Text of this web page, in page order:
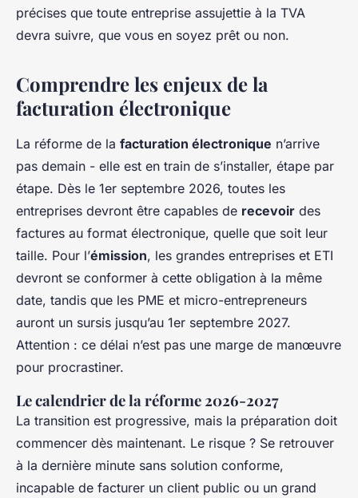
précises que toute entreprise assujettie à la TVA
devra suivre, que vous en soyez prêt ou non.
Comprendre les enjeux de la
facturation électronique
La réforme de la facturation électronique n’arrive
pas demain - elle est en train de s’installer, étape par
étape. Dès le 1er septembre 2026, toutes les
entreprises devront être capables de recevoir des
factures au format électronique, quelle que soit leur
taille. Pour l’émission, les grandes entreprises et ETI
devront se conformer à cette obligation à la même
date, tandis que les PME et micro-entrepreneurs
auront un sursis jusqu’au 1er septembre 2027.
Attention : ce délai n’est pas une marge de manœuvre
pour procrastiner.
Le calendrier de la réforme 2026-2027
La transition est progressive, mais la préparation doit
commencer dès maintenant. Le risque ? Se retrouver
à la dernière minute sans solution conforme,
incapable de facturer un client public ou un grand